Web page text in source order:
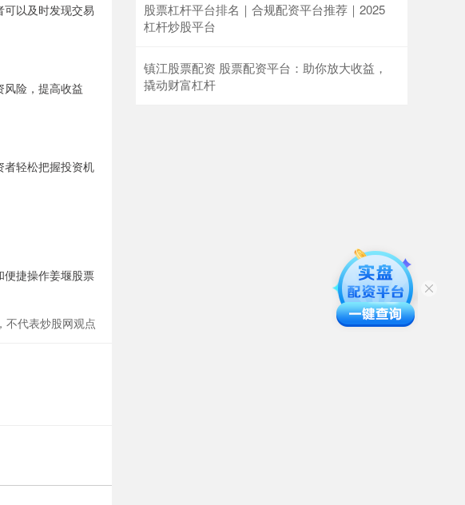
以及时发现交易
险，提高收益
者轻松把握投资机
便捷操作姜堰股票
不代表炒股网观点
股票杠杆平台排名｜合规配资平台推荐｜2025
杠杆炒股平台
镇江股票配资 股票配资平台：助你放大收益，
撬动财富杠杆